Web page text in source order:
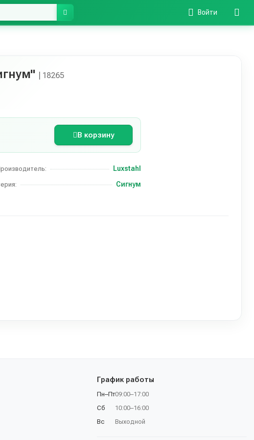
Войти
| 18265
В корзину
Luxstahl
Сигнум
График работы
Пн–Пт
Сб
Вс
09:00–17:00
10:00–16:00
Выходной